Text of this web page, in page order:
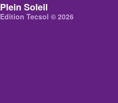
Plein Soleil
Edition Tecsol © 2026